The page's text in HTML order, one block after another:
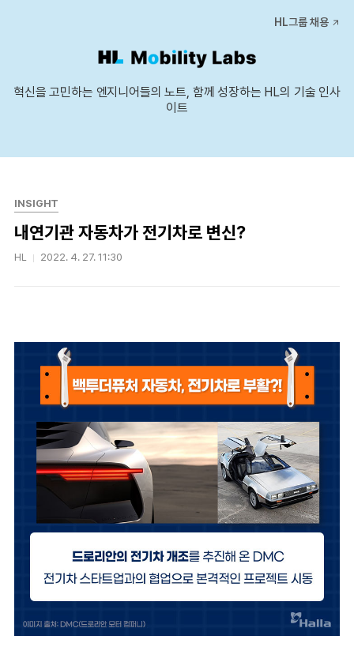
HL그룹 채용
혁신을 고민하는 엔지니어들의 노트, 함께 성장하는 HL의 기술 인사
이트
INSIGHT
내연기관 자동차가 전기차로 변신?
HL 2022. 4. 27. 11:30